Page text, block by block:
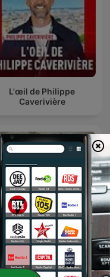
L'œil de Philippe
Caverivière
Le Caporetto degli altri